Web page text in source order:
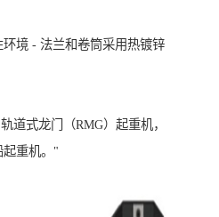
境 - 法兰和卷筒采用热镀锌
道式龙门（RMG）起重机，
起重机。"